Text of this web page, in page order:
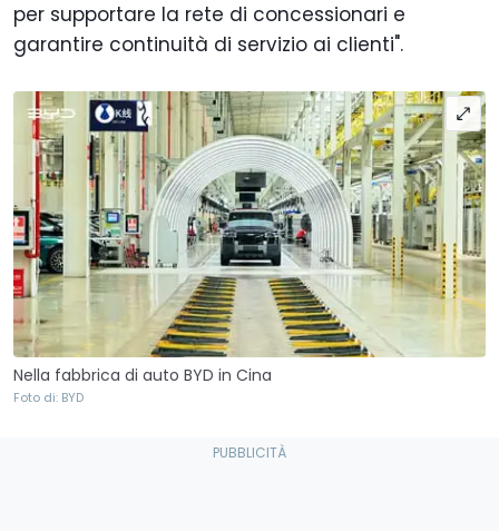
per supportare la rete di concessionari e
garantire continuità di servizio ai clienti".
Nella fabbrica di auto BYD in Cina
Foto di: BYD